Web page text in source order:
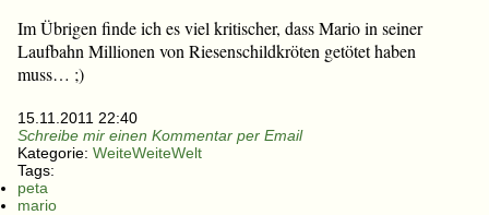
Im Übrigen finde ich es viel kritischer, dass Mario in seiner
Laufbahn Millionen von Riesenschildkröten getötet haben
muss… ;)
15.11.2011 22:40
Schreibe mir einen Kommentar per Email
Kategorie: WeiteWeiteWelt
Tags:
peta
mario